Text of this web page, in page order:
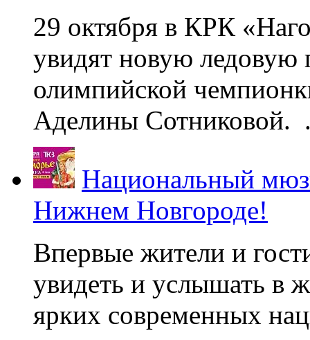
29 октября в КРК
увидят новую ледовую
олимпийской
Аделины Сотниковой.
Национальный
Нижнем Новгороде!
Впервые жители и
увидеть и услышать в
ярких современных